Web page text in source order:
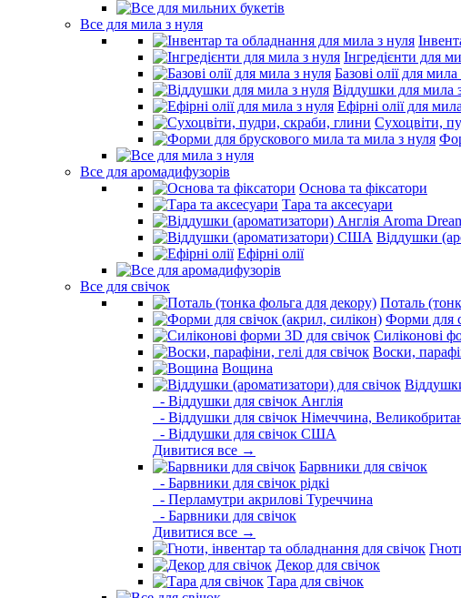
Все для мила з нуля
Інгредієнти для
Базові олії для
Віддушки для мила
Ефірні олії для
Сухоцвіти,
Все для аромадифузорів
Основа та фіксатори
Тара та аксесуари
Віддушки
Ефірні олії
Все для свічок
Поталь
Форми для
Силіконові
Воски,
Вощина
- Віддушки для свічок Англія
- Віддушки для свічок Німеччина,
- Віддушки для свічок США
Дивитися все →
Барвники для свічок
- Барвники для свічок рідкі
- Перламутри акрилові Туреччина
- Барвники для свічок
Дивитися все →
Декор для свічок
Тара для свічок